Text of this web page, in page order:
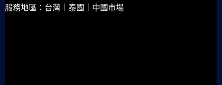
服務地區：台灣｜泰國｜中國市場